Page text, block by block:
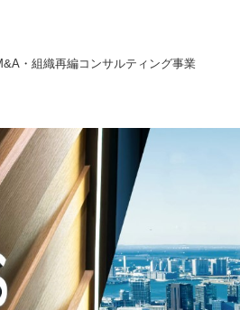
・組織再編コンサルティング事業